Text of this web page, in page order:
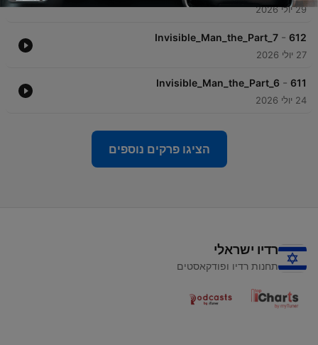
29 יולי 2026
612
-
Invisible_Man_the_Part_7
27 יולי 2026
611
-
Invisible_Man_the_Part_6
24 יולי 2026
הציגו פרקים נוספים
רדיו ישראלי
תחנות רדיו ופודקאסטים